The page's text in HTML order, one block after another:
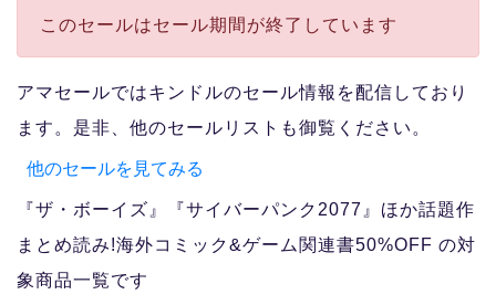
このセールはセール期間が終了しています
アマセールではキンドルのセール情報を配信しており
ます。是非、他のセールリストも御覧ください。
他のセールを見てみる
『ザ・ボーイズ』『サイバーパンク2077』ほか話題作
まとめ読み!海外コミック&ゲーム関連書50%OFF の対
象商品一覧です